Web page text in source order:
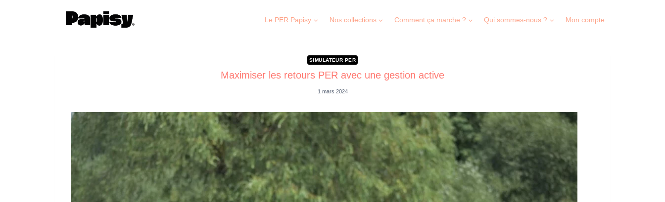
Le PER Papisy Nos collections Comment ça marche ? Qui sommes-nous ? Mon compte
SIMULATEUR PER
Maximiser les retours PER avec une gestion active
1 mars 2024